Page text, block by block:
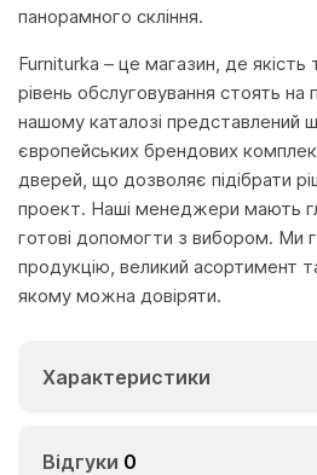
панорамного скління.
Furniturka – це магазин, де якість
рівень обслуговування стоять на
нашому каталозі представлений
європейських брендових
дверей, що дозволяє підібрати
проект. Наші менеджери мають
готові допомогти з вибором. Ми
продукцію, великий асортимент
якому можна довіряти.
Характеристики
Відгуки 0